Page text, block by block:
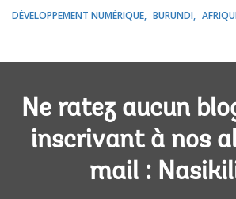
DÉVELOPPEMENT NUMÉRIQUE BURUNDI
Ne ratez aucun
inscrivant à nos
mail :